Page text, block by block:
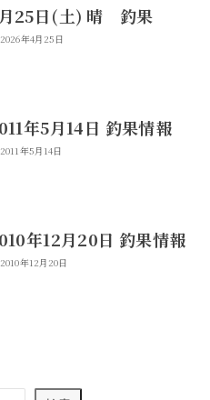
25日(土) 晴 釣果
2026年4月25日
年5月14日 釣果情報
2011年5月14日
年12月20日 釣果情報
2010年12月20日